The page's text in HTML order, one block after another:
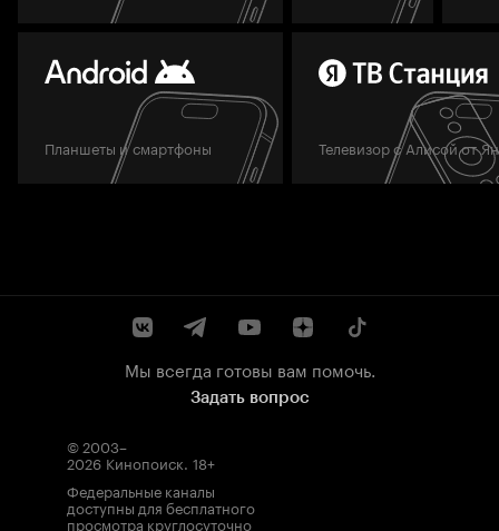
Планшеты и смартфоны Телевизор с Алисой от
Мы всегда готовы вам помочь.
Задать вопрос
© 2003–
2026 Кинопоиск. 18+
Федеральные каналы
доступны для бесплатного
просмотра круглосуточно